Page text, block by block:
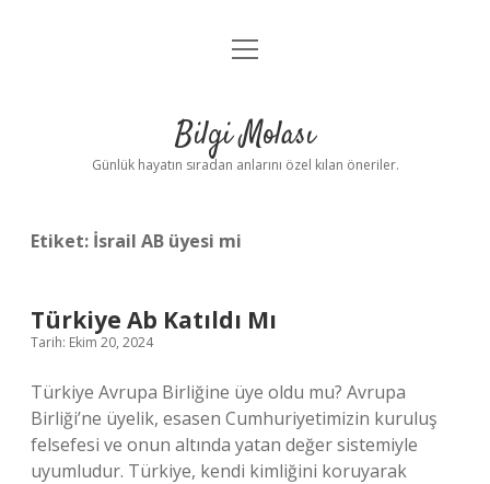
Anasayfa
Yasal Uyarı
menüyü
Bilgi Molası
Günlük hayatın sıradan anlarını özel kılan öneriler.
Etiket: İsrail AB üyesi mi
Türkiye Ab Katıldı Mı
Tarih: Ekim 20, 2024
Türkiye Avrupa Birliğine üye oldu mu? Avrupa
Birliği’ne üyelik, esasen Cumhuriyetimizin kuruluş
felsefesi ve onun altında yatan değer sistemiyle
uyumludur. Türkiye, kendi kimliğini koruyarak